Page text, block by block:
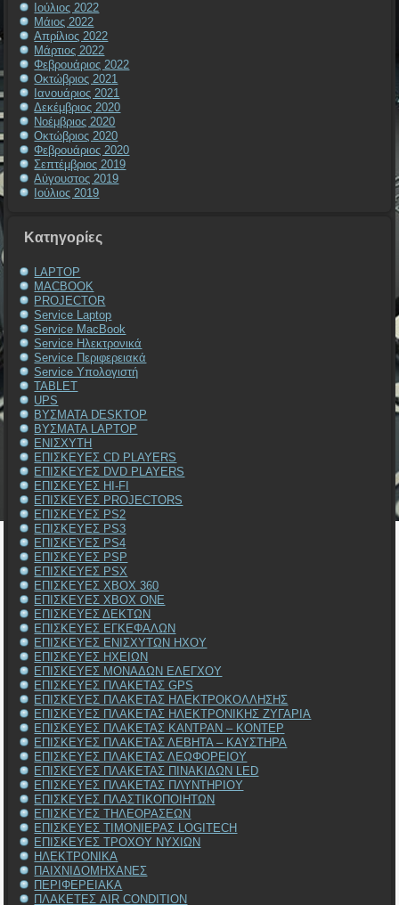
Ιούλιος 2022
Μάιος 2022
Απρίλιος 2022
Μάρτιος 2022
Φεβρουάριος 2022
Οκτώβριος 2021
Ιανουάριος 2021
Δεκέμβριος 2020
Νοέμβριος 2020
Οκτώβριος 2020
Φεβρουάριος 2020
Σεπτέμβριος 2019
Αύγουστος 2019
Ιούλιος 2019
Kατηγορίες
LAPTOP
MACBOOK
PROJECTOR
Service Laptop
Service MacBook
Service Ηλεκτρονικά
Service Περιφερειακά
Service Υπολογιστή
TABLET
UPS
ΒΥΣΜΑΤΑ DESKTOP
ΒΥΣΜΑΤΑ LAPTOP
ΕΝΙΣΧΥΤΗ
ΕΠΙΣΚΕΥΕΣ CD PLAYERS
ΕΠΙΣΚΕΥΕΣ DVD PLAYERS
ΕΠΙΣΚΕΥΕΣ HI-FI
ΕΠΙΣΚΕΥΕΣ PROJECTORS
ΕΠΙΣΚΕΥΕΣ PS2
ΕΠΙΣΚΕΥΕΣ PS3
ΕΠΙΣΚΕΥΕΣ PS4
ΕΠΙΣΚΕΥΕΣ PSP
ΕΠΙΣΚΕΥΕΣ PSX
ΕΠΙΣΚΕΥΕΣ XBOX 360
ΕΠΙΣΚΕΥΕΣ XBOX ONE
ΕΠΙΣΚΕΥΕΣ ΔΕΚΤΩΝ
ΕΠΙΣΚΕΥΕΣ ΕΓΚΕΦΑΛΩΝ
ΕΠΙΣΚΕΥΕΣ ΕΝΙΣΧΥΤΩΝ ΗΧΟΥ
ΕΠΙΣΚΕΥΕΣ ΗΧΕΙΩΝ
ΕΠΙΣΚΕΥΕΣ ΜΟΝΑΔΩΝ ΕΛΕΓΧΟΥ
ΕΠΙΣΚΕΥΕΣ ΠΛΑΚΕΤΑΣ GPS
ΕΠΙΣΚΕΥΕΣ ΠΛΑΚΕΤΑΣ ΗΛΕΚΤΡΟΚΟΛΛΗΣΗΣ
ΕΠΙΣΚΕΥΕΣ ΠΛΑΚΕΤΑΣ ΗΛΕΚΤΡΟΝΙΚΗΣ ΖΥΓΑΡΙΑ
ΕΠΙΣΚΕΥΕΣ ΠΛΑΚΕΤΑΣ ΚΑΝΤΡΑΝ – ΚΟΝΤΕΡ
ΕΠΙΣΚΕΥΕΣ ΠΛΑΚΕΤΑΣ ΛΕΒΗΤΑ – ΚΑΥΣΤΗΡΑ
ΕΠΙΣΚΕΥΕΣ ΠΛΑΚΕΤΑΣ ΛΕΩΦΟΡΕΙΟΥ
ΕΠΙΣΚΕΥΕΣ ΠΛΑΚΕΤΑΣ ΠΙΝΑΚΙΔΩΝ LED
ΕΠΙΣΚΕΥΕΣ ΠΛΑΚΕΤΑΣ ΠΛΥΝΤΗΡΙΟΥ
ΕΠΙΣΚΕΥΕΣ ΠΛΑΣΤΙΚΟΠΟΙΗΤΩΝ
ΕΠΙΣΚΕΥΕΣ ΤΗΛΕΟΡΑΣΕΩΝ
ΕΠΙΣΚΕΥΕΣ ΤΙΜΟΝΙΕΡΑΣ LOGITECH
ΕΠΙΣΚΕΥΕΣ ΤΡΟΧΟΥ ΝΥΧΙΩΝ
ΗΛΕΚΤΡΟΝΙΚΑ
ΠΑΙΧΝΙΔΟΜΗΧΑΝΕΣ
ΠΕΡΙΦΕΡΕΙΑΚΑ
ΠΛΑΚΕΤΕΣ AIR CONDITION